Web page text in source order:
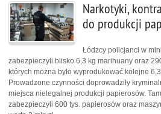
Narkotyki,
do produkcji
Łódzcy policjanci w
zabezpieczyli blisko 6,3 kg marihuany oraz
których można było wyprodukować kolejne
Prowadzone czynności doprowadziły
miejsca nielegalnej produkcji papierosów.
zabezpieczyli 600 tys. papierosów oraz